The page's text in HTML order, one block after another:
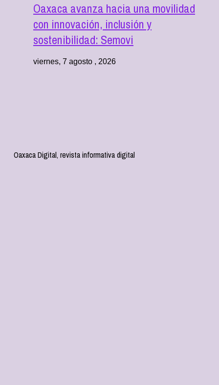
Oaxaca avanza hacia una movilidad
con innovación, inclusión y
sostenibilidad: Semovi
viernes, 7 agosto , 2026
Oaxaca Digital, revista informativa digital